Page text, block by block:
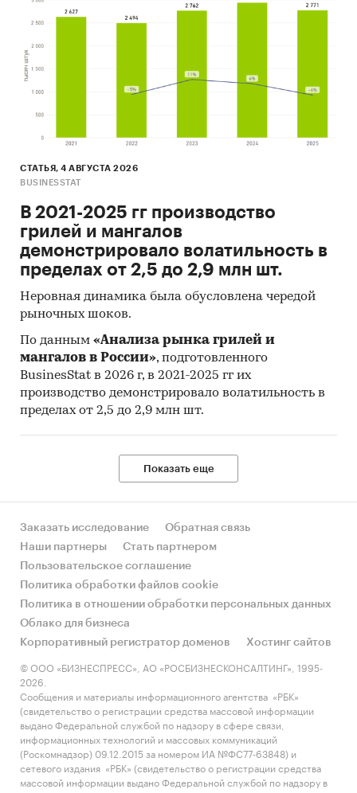
СТАТЬЯ, 4 АВГУСТА 2026
BUSINESSTAT
В 2021-2025 гг производство
грилей и мангалов
демонстрировало волатильность в
пределах от 2,5 до 2,9 млн шт.
Неровная динамика была обусловлена чередой
рыночных шоков.
По данным «Анализа рынка грилей и
мангалов в России», подготовленного
BusinesStat в 2026 г, в 2021-2025 гг их
производство демонстрировало волатильность в
пределах от 2,5 до 2,9 млн шт.
Показать еще
Заказать исследование
Обратная связь
Наши партнеры
Стать партнером
Пользовательское соглашение
Политика обработки файлов cookie
Политика в отношении обработки персональных данных
Облако для бизнеса
Корпоративный регистратор доменов
Хостинг сайтов
© ООО «БИЗНЕСПРЕСС», АО «РОСБИЗНЕСКОНСАЛТИНГ», 1995-
2026.
Сообщения и материалы информационного агентства «РБК»
(свидетельство о регистрации средства массовой информации
выдано Федеральной службой по надзору в сфере связи,
информационных технологий и массовых коммуникаций
(Роскомнадзор) 09.12.2015 за номером ИА №ФС77-63848) и
сетевого издания «РБК» (свидетельство о регистрации средства
массовой информации выдано Федеральной службой по надзору в